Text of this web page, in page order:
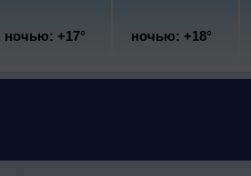
ночью: +17° ночью: +18°